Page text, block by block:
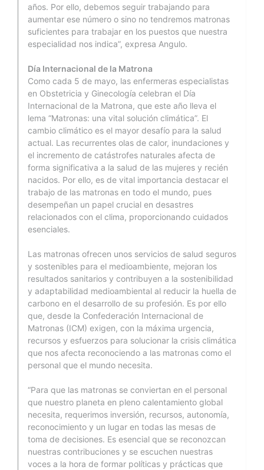
años. Por ello, debemos seguir trabajando para
aumentar ese número o sino no tendremos matronas
suficientes para trabajar en los puestos que nuestra
especialidad nos indica”, expresa Angulo.
Día Internacional de la Matrona
Como cada 5 de mayo, las enfermeras especialistas
en Obstetricia y Ginecología celebran el Día
Internacional de la Matrona, que este año lleva el
lema “Matronas: una vital solución climática”. El
cambio climático es el mayor desafío para la salud
actual. Las recurrentes olas de calor, inundaciones y
el incremento de catástrofes naturales afecta de
forma significativa a la salud de las mujeres y recién
nacidos. Por ello, es de vital importancia destacar el
trabajo de las matronas en todo el mundo, pues
desempeñan un papel crucial en desastres
relacionados con el clima, proporcionando cuidados
esenciales.
Las matronas ofrecen unos servicios de salud seguros
y sostenibles para el medioambiente, mejoran los
resultados sanitarios y contribuyen a la sostenibilidad
y adaptabilidad medioambiental al reducir la huella de
carbono en el desarrollo de su profesión. Es por ello
que, desde la Confederación Internacional de
Matronas (ICM) exigen, con la máxima urgencia,
recursos y esfuerzos para solucionar la crisis climática
que nos afecta reconociendo a las matronas como el
personal que el mundo necesita.
“Para que las matronas se conviertan en el personal
que nuestro planeta en pleno calentamiento global
necesita, requerimos inversión, recursos, autonomía,
reconocimiento y un lugar en todas las mesas de
toma de decisiones. Es esencial que se reconozcan
nuestras contribuciones y se escuchen nuestras
voces a la hora de formar políticas y prácticas que